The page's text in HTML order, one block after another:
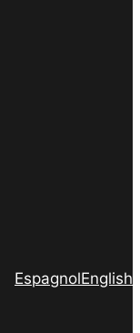
EspagnolEnglish